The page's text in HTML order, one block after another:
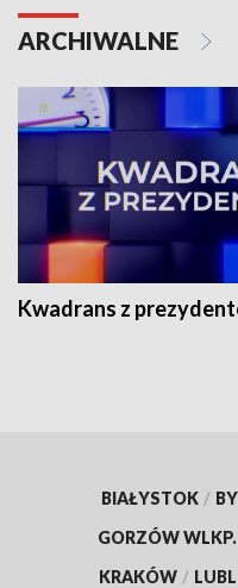
ARCHIWALNE
Kwadrans z
BIAŁYSTOK /
GORZÓW WLKP.
KRAKÓW /